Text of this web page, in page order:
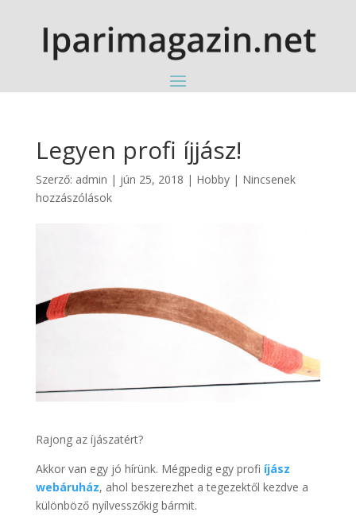
Legyen profi íjjász!
Szerző: admin | jún 25, 2018 | Hobby| Nincsenek
hozzászólások
Rajong az íjászatért?
Akkor van egy jó hírünk. Mégpedig egy profi íjász
webáruház, ahol beszerezhet a tegezektől kezdve a
különböző nyílvesszőkig bármit.